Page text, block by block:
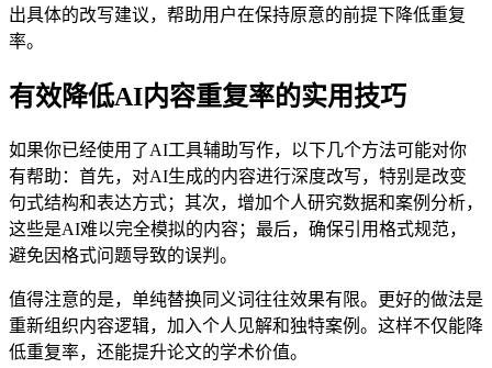
出具体的改写建议，帮助用户在保持原意的前提下降低重复
率。
有效降低AI内容重复率的实用技巧
如果你已经使用了AI工具辅助写作，以下几个方法可能对你
有帮助：首先，对AI生成的内容进行深度改写，特别是改变
句式结构和表达方式；其次，增加个人研究数据和案例分析，
这些是AI难以完全模拟的内容；最后，确保引用格式规范，
避免因格式问题导致的误判。
值得注意的是，单纯替换同义词往往效果有限。更好的做法是
重新组织内容逻辑，加入个人见解和独特案例。这样不仅能降
低重复率，还能提升论文的学术价值。